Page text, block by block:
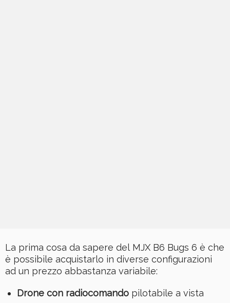
La prima cosa da sapere del MJX B6 Bugs 6 è che
è possibile acquistarlo in diverse configurazioni
ad un prezzo abbastanza variabile:
Drone con radiocomandopilotabile a vista